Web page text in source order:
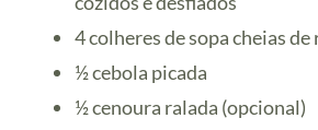
4 colheres de sopa cheias
½ cebola picada
½ cenoura ralada (opcional)